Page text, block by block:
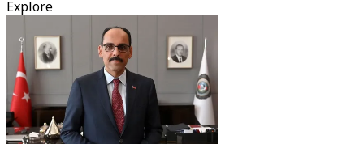
Explore